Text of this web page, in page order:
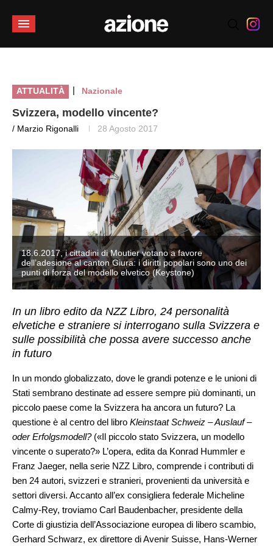
ATTUALITÀ | Nazionale
Svizzera, modello vincente?
/ Marzio Rigonalli 28 Agosto 2017
18.6.2017, i cittadini di Moutier votano a favore
dell’adesione al canton Giura: i diritti popolari sono uno dei
punti di forza del modello elvetico (Keystone)
In un libro edito da NZZ Libro, 24 personalità
elvetiche e straniere si interrogano sulla Svizzera e
sulle possibilità che possa avere successo anche
in futuro
In un mondo globalizzato, dove le grandi potenze e le unioni di
Stati sembrano destinate ad essere sempre più dominanti, un
piccolo paese come la Svizzera ha ancora un futuro? La
questione è al centro del libro Kleinstaat Schweiz – Auslauf –
oder Erfolgsmodell?(«Il piccolo stato Svizzera, un modello
vincente o superato?» L’opera, edita da Konrad Hummler e
Franz Jaeger, nella serie NZZ Libro, comprende i contributi di
ben 24 autori, svizzeri e stranieri, provenienti da università e
settori diversi. Accanto all’ex consigliera federale Micheline
Calmy-Rey, troviamo Carl Baudenbacher, presidente della
Corte di giustizia dell’Associazione europea di libero scambio,
Gerhard Schwarz, ex direttore di Avenir Suisse, Hans-Werner